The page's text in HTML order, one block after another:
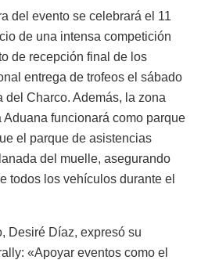
del evento se celebrará el 11
de una intensa competición
de recepción final de los
entrega de trofeos el sábado
del Charco. Además, la zona
funcionará como parque
el parque de asistencias
del muelle, asegurando
todos los vehículos durante el
Desiré Díaz, expresó su
«Apoyar eventos como el